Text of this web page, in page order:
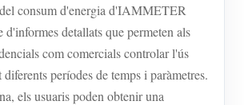
consum d'energia d'IAMMETER
d'informes detallats que permeten als
com comercials controlar l'ús
períodes de temps i paràmetres.
els usuaris poden obtenir una